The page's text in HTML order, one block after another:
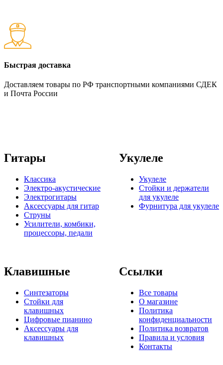
Быстрая доставка
Доставляем товары по РФ транспортными компаниями СДЕК
и Почта России
Гитары
Классика
Электро-акустические
Электрогитары
Аксессуары для гитар
Струны
Усилители, комбики,
процессоры, педали
Укулеле
Укулеле
Стойки и держатели
для укулеле
Фурнитура для укулеле
Клавишные
Синтезаторы
Стойки для
клавишных
Цифровые пианино
Аксессуары для
клавишных
Ссылки
Все товары
О магазине
Политика
конфиденциальности
Политика возвратов
Правила и условия
Контакты